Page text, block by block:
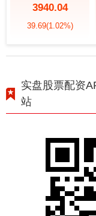
3940.04
39.69(1.02%)
实盘股票配资
站